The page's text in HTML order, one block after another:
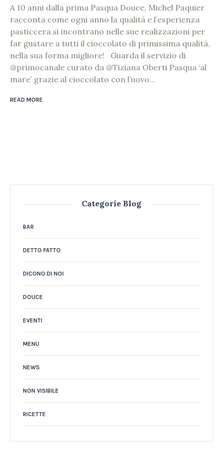
A 10 anni dalla prima Pasqua Douce, Michel Paquier
racconta come ogni anno la qualità e l’esperienza
pasticcera si incontrano nelle sue realizzazioni per
far gustare a tutti il cioccolato di primissima qualità,
nella sua forma migliore! Guarda il servizio di
@primocanale curato da @Tiziana Oberti Pasqua ‘al
mare’ grazie al cioccolato con l’uovo...
READ MORE
Categorie Blog
BAR
DETTO FATTO
DICONO DI NOI
DOUCE
EVENTI
MENU
NEWS
NON VISIBILE
RICETTE